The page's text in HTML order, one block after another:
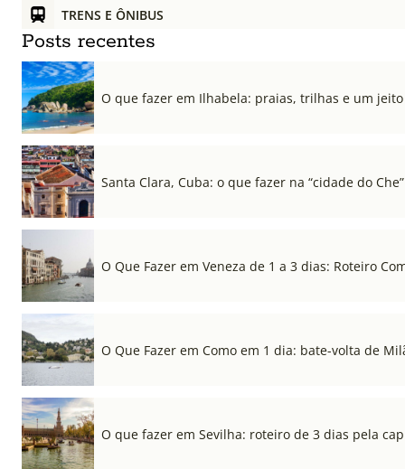
TRENS E ÔNIBUS
Posts recentes
O que fazer em Ilhabela: praias, trilhas e um
Santa Clara, Cuba: o que fazer na “cidade do Che”
O Que Fazer em Veneza de 1 a 3 dias: Roteiro
O Que Fazer em Como em 1 dia: bate-volta de
O que fazer em Sevilha: roteiro de 3 dias pela